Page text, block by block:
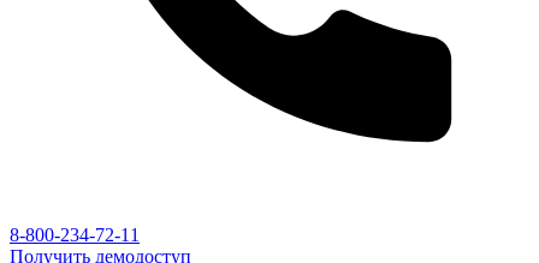
8-800-234-72-11
Получить демодоступ